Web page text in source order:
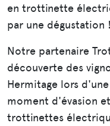
en trottinette
par une dégustation !
Notre partenaire
découverte des
Hermitage lors
moment d'évasion
trottinettes